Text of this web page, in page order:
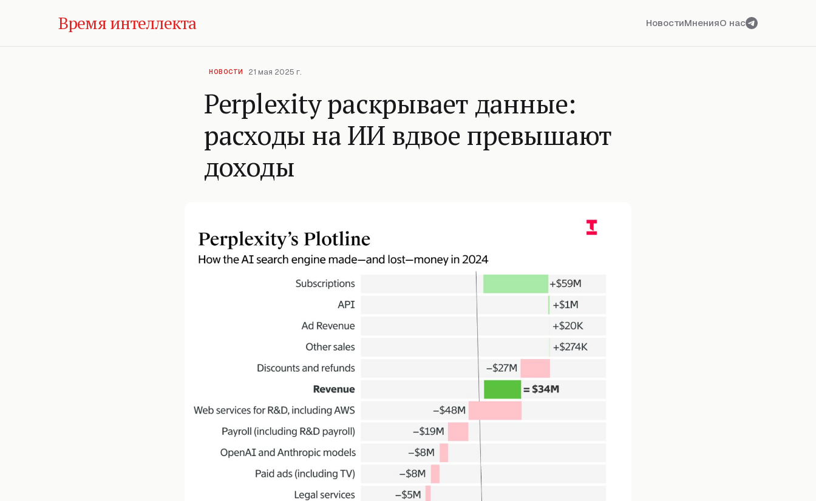
Время интеллекта НовостиМненияО нас
НОВОСТИ 21 мая 2025 г.
Perplexity раскрывает данные:
расходы на ИИ вдвое превышают
доходы